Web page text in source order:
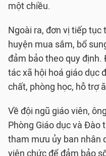
một chiều.
Ngoài ra, đơn vị tiếp
huyện mua sắm, bổ
đảm bảo theo quy
tác xã hội hoá giáo dục
chất, phòng học, hỗ trợ
Về đội ngũ giáo viên,
Phòng Giáo dục và Đào
tham mưu ủy ban nhân
viên chức để đảm bảo